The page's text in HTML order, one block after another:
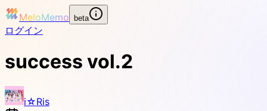
MeloMemo beta
ログイン
success vol.2
i☆Ris